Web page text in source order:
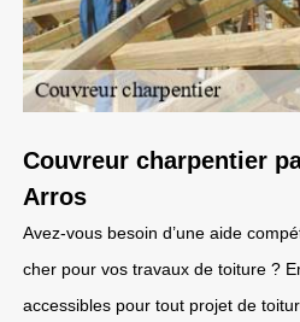
Couvreur charpentier
Arros
Avez-vous besoin d’une aide
cher pour vos travaux de toiture ?
accessibles pour tout projet de